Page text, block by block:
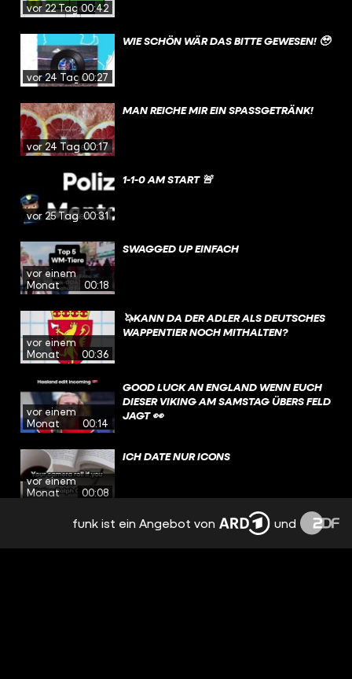
vor 22 Tagen00:42
vor 24 Tagen00:27
WIE SCHÖN WÄR DAS BITTE GEWESEN! 🥹
vor 24 Tagen00:17
MAN REICHE MIR EIN SPASSGETRÄNK!
vor 25 Tagen00:31
1-1-0 AM START 🚨
vor einem
Monat
00:18
SWAGGED UP EINFACH
vor einem
Monat
00:36
🦄KANN DA DER ADLER ALS DEUTSCHES
WAPPENTIER NOCH MITHALTEN?
vor einem
Monat
00:14
GOOD LUCK AN ENGLAND WENN EUCH
DIESER VIKING AM SAMSTAG ÜBERS FELD
JAGT 👀
vor einem
Monat
00:08
ICH DATE NUR ICONS
vor einem
ICH DATE NUR ICONS
funk ist ein Angebot von und